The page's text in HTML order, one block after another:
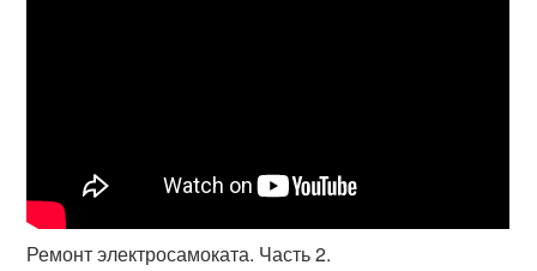
Ремонт электросамоката. Часть 2.